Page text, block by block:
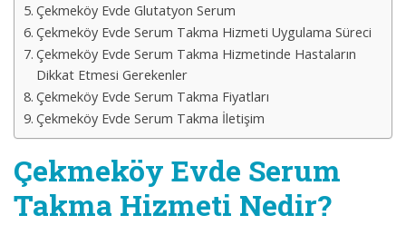
Çekmeköy Evde Glutatyon Serum
Çekmeköy Evde Serum Takma Hizmeti Uygulama Süreci
Çekmeköy Evde Serum Takma Hizmetinde Hastaların
Dikkat Etmesi Gerekenler
Çekmeköy Evde Serum Takma Fiyatları
Çekmeköy Evde Serum Takma İletişim
Çekmeköy Evde Serum
Takma Hizmeti Nedir?